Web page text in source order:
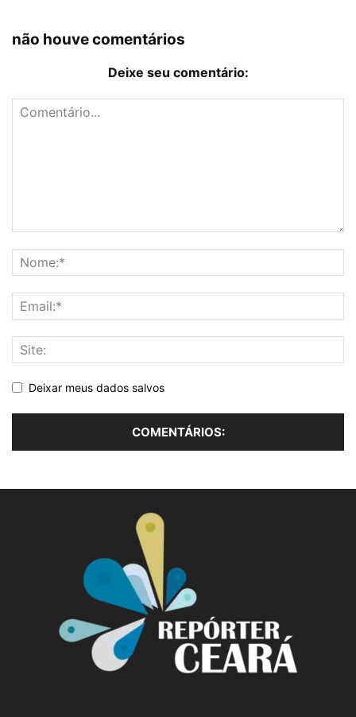
não houve comentários
Deixe seu comentário:
Deixar meus dados salvos